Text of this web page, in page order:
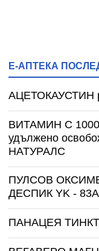
Е-АПТЕКА
АЦЕТОКАУСТИН
ВИТАМИН С 1000
удължено
НАТУРАЛС
ПУЛСОВ
ДЕСПИК YK - 83A
ПАНАЦЕЯ